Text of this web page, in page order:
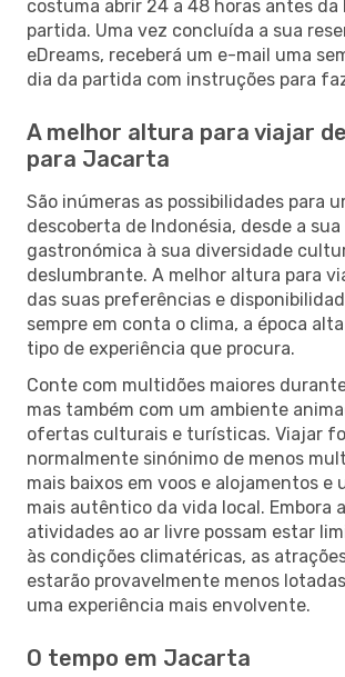
costuma abrir 24 a 48 horas antes da
partida. Uma vez concluída a sua
eDreams, receberá um e-mail uma
dia da partida com instruções para
A melhor altura para viajar
para Jacarta
São inúmeras as possibilidades para
descoberta de Indonésia, desde a
gastronómica à sua diversidade
deslumbrante. A melhor altura para
das suas preferências e
sempre em conta o clima, a época
tipo de experiência que procura.
Conte com multidões maiores
mas também com um ambiente
ofertas culturais e turísticas. Viajar
normalmente sinónimo de menos
mais baixos em voos e alojamentos e
mais autêntico da vida local. Embora
atividades ao ar livre possam estar
às condições climatéricas, as
estarão provavelmente menos
uma experiência mais envolvente.
O tempo em Jacarta